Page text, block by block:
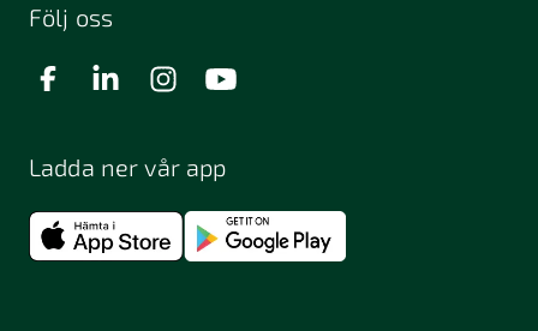
Följ oss
Ladda ner vår app